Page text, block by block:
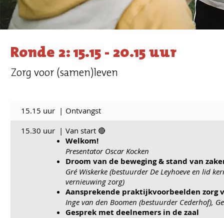
Ronde 2: 15.15 - 20.15 uur
Zorg voor (samen)leven
15.15 uur | Ontvangst
15.30 uur | Van start 🔴
Welkom!
Presentator Oscar Kocken
Droom van de beweging & stand van
Gré Wiskerke (bestuurder De Leyhoeve en lid
vernieuwing zorg)
Aansprekende praktijkvoorbeelden zorg
Inge van den Boomen (bestuurder Cederhof),
Gesprek met deelnemers in de zaal